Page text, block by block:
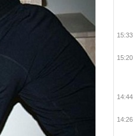
15:33
15:20
14:44
14:26